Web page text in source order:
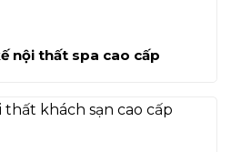
nội thất spa cao cấp